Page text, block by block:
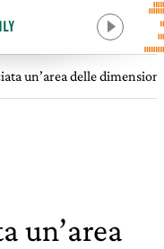
un’area delle
un’area